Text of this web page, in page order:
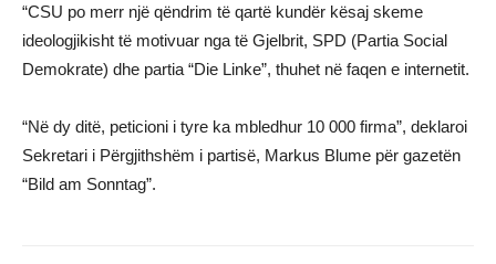
“CSU po merr një qëndrim të qartë kundër kësaj skeme
ideologjikisht të motivuar nga të Gjelbrit, SPD (Partia Social
Demokrate) dhe partia “Die Linke”, thuhet në faqen e internetit.
“Në dy ditë, peticioni i tyre ka mbledhur 10 000 firma”, deklaroi
Sekretari i Përgjithshëm i partisë, Markus Blume për gazetën
“Bild am Sonntag”.